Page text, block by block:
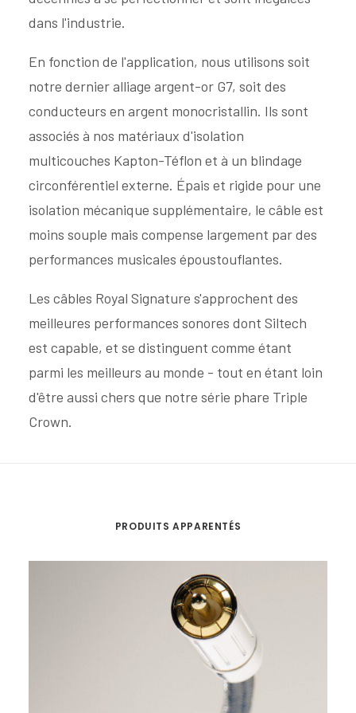
dans l'industrie.
En fonction de l'application, nous utilisons soit
notre dernier alliage argent-or G7, soit des
conducteurs en argent monocristallin. Ils sont
associés à nos matériaux d'isolation
multicouches Kapton-Téflon et à un blindage
circonférentiel externe. Épais et rigide pour une
isolation mécanique supplémentaire, le câble est
moins souple mais compense largement par des
performances musicales époustouflantes.
Les câbles Royal Signature s'approchent des
meilleures performances sonores dont Siltech
est capable, et se distinguent comme étant
parmi les meilleurs au monde - tout en étant loin
d'être aussi chers que notre série phare Triple
Crown.
PRODUITS APPARENTÉS